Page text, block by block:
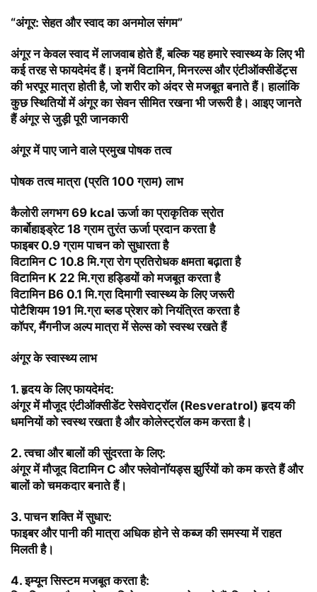
“अंगूर: सेहत और स्वाद का अनमोल संगम”
अंगूर न केवल स्वाद में लाजवाब होते हैं, बल्कि यह हमारे स्वास्थ्य के लिए भी
कई तरह से फायदेमंद हैं। इनमें विटामिन, मिनरल्स और एंटीऑक्सीडेंट्स
की भरपूर मात्रा होती है, जो शरीर को अंदर से मजबूत बनाते हैं। हालांकि
कुछ स्थितियों में अंगूर का सेवन सीमित रखना भी जरूरी है। आइए जानते
हैंअंगूरसे जुड़ी पूरी जानकारी
अंगूर में पाए जाने वाले प्रमुख पोषक तत्व
पोषक तत्व मात्रा (प्रति 100 ग्राम) लाभ
कैलोरी लगभग 69 kcal ऊर्जा का प्राकृतिक स्रोत
कार्बोहाइड्रेट 18 ग्राम तुरंत ऊर्जा प्रदान करता है
फाइबर 0.9 ग्राम पाचन को सुधारता है
विटामिन C 10.8 मि.ग्रा रोग प्रतिरोधक क्षमता बढ़ाता है
विटामिन K 22 मि.ग्रा हड्डियों को मजबूत करता है
विटामिन B6 0.1 मि.ग्रा दिमागी स्वास्थ्य के लिए जरूरी
पोटैशियम 191 मि.ग्रा ब्लड प्रेशर को नियंत्रित करता है
कॉपर, मैंगनीज अल्प मात्रा में सेल्स को स्वस्थ रखते हैं
अंगूर के स्वास्थ्य लाभ
1.हृदय के लिए फायदेमंद:
अंगूर में मौजूद एंटीऑक्सीडेंट रेसवेराट्रॉल (Resveratrol) हृदय की
धमनियों को स्वस्थ रखता है और कोलेस्ट्रॉल कम करता है।
2.त्वचा और बालों की सुंदरता के लिए:
अंगूर में मौजूद विटामिन C और फ्लेवोनॉयड्स झुर्रियों को कम करते हैं और
बालों को चमकदार बनाते हैं।
3.पाचन शक्ति में सुधार:
फाइबर और पानी की मात्रा अधिक होने से कब्ज की समस्या में राहत
मिलती है।
4.इम्यून सिस्टम मजबूत करता है: